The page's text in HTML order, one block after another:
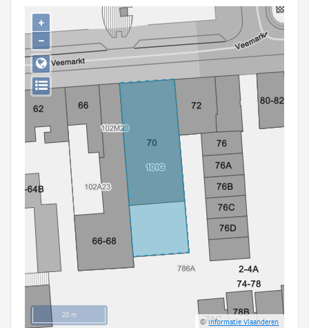
Aanmelden
20 m
©Informatie Vlaanderen
+
−